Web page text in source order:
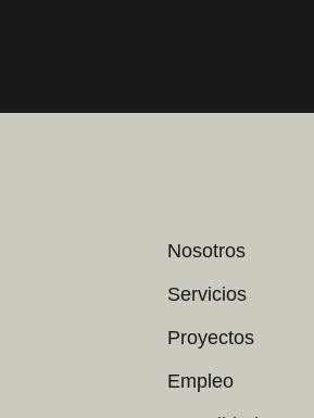
Nosotros
Servicios
Proyectos
Empleo